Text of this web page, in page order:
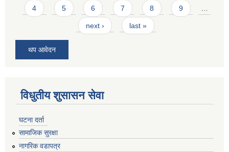
4 5 6 7 8 9 …
next › last »
थप आवेदन
विधुतीय शुसासन सेवा
घटना दर्ता
सामाजिक सुरक्षा
नागरिक वडापत्र